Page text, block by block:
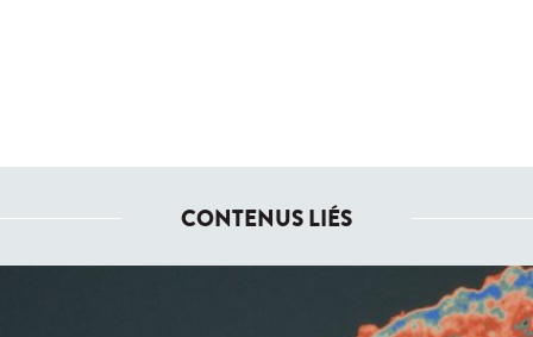
CONTENUS LIÉS